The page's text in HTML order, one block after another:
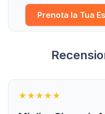
Prenota la Tua
★★★★★